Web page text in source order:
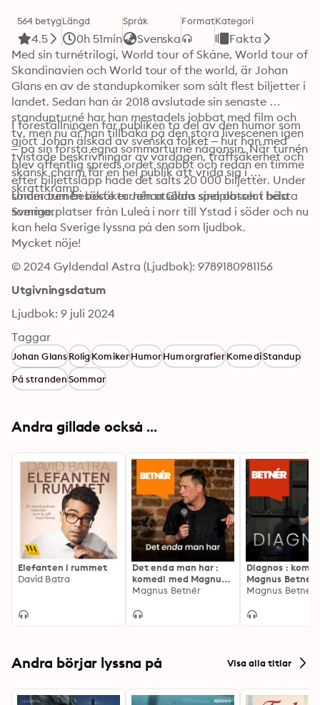
564 betyg
4.5
Längd
0h 51min
Språk
Svenska
FormatKategori
Fakta
Med sin turnétrilogi, World tour of Skåne, World tour of
Skandinavien och World tour of the world, är Johan
Glans en av de standupkomiker som sålt flest biljetter i
landet. Sedan han år 2018 avslutade sin senaste
standupturné har han mestadels jobbat med film och
tv, men nu är han tillbaka på den stora livescenen igen
– på sin första egna sommarturné någonsin. När turnén
blev offentlig spreds ordet snabbt och redan en timme
efter biljettsläpp hade det sålts 20 000 biljetter. Under
sommaren besökte turnén utsålda spelplatser i hela
Sverige.
I föreställningen får publiken ta del av den humor som
gjort Johan älskad av svenska folket – hur han med
tvistade beskrivningar av vardagen, träffsäkerhet och
skånsk charm får en hel publik att vrida sig i
skrattkramp.
Under turnén besöker Johan Glans sina absolut bästa
sommarplatser från Luleå i norr till Ystad i söder och nu
kan hela Sverige lyssna på den som ljudbok.
Mycket nöje!
© 2024 Gyldendal Astra (Ljudbok): 9789180981156
Utgivningsdatum
Ljudbok: 9 juli 2024
Taggar
Johan GlansRoligKomikerHumorHumorgrafierKomediStandup
På strandenSommar
Andra gillade också ...
Elefanten i rummet
David Batra
Det enda man har :
komedi med Magnus
Betnér
Magnus Betnér
Diagnos :
Magnus Betnér
Magnus Betnér
Andra börjar lyssna på Visa alla titlar